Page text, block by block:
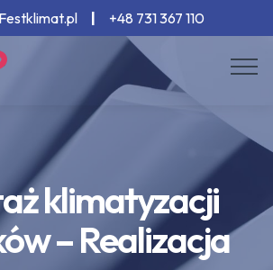
+48 731 367 110
klimatyzacji
– Realizacja